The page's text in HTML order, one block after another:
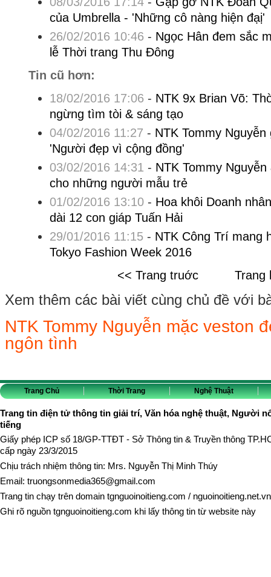
của Umbrella - 'Những cô nàng hiện đạị'
26/02/2016 10:46 - Ngọc Hân đem sắc
lễ Thời trang Thu Đông
Tin cũ hơn:
18/02/2016 17:06 - NTK 9x Brian Võ:
ngừng tìm tòi & sáng tạo
04/02/2016 11:27 - NTK Tommy
'Người đẹp vì cộng đồng'
03/02/2016 14:31 - NTK Tommy
cho những người mẫu trẻ
01/02/2016 13:10- Hoa khôi Doanh
dài 12 con giáp Tuấn Hải
29/01/2016 11:15- NTK Công Trí mang
Tokyo Fashion Week 2016
<< Trang truớc
Trang
Xem thêm các bài viết cùng chủ đề với
NTK Tommy Nguyễn mặc veston
ngôn tình
Trang Chủ Thời Trang Nghệ Thuật
Trang tin điện tử thông tin giải trí, Văn hóa nghệ thuật, Người
tiếng
Giấy phép ICP số 18/GP-TTĐT - Sở Thông tin & Truyền thông
cấp ngày 23/3/2015
Chịu trách nhiệm thông tin: Mrs. Nguyễn Thị Minh Thúy
Email: truongsonmedia365@gmail.com
Trang tin chạy trên domain tgnguoinoitieng.com / nguoinoitieng.net.vn
Ghi rõ nguồn tgnguoinoitieng.com khi lấy thông tin từ website này